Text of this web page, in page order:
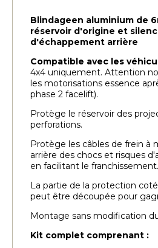
Blindageen aluminium de
réservoir d'origine et
d'échappement arrière
Compatible avec les
4x4 uniquement. Attention
les motorisations essence
phase 2 facelift).
Protège le réservoir des
perforations.
Protège les câbles de frein à
arrière des chocs et risques
en facilitant le franchissement.
La partie de la protection
peut être découpée pour
Montage sans modification
Kit complet comprenant :